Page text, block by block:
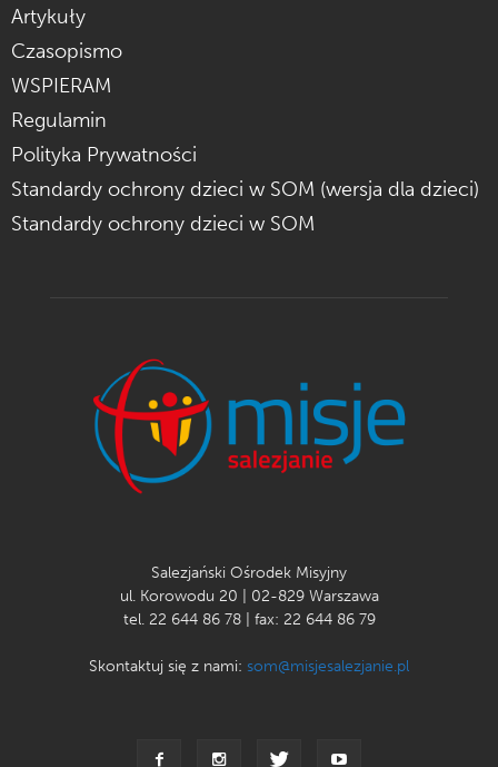
Artykuły
Czasopismo
WSPIERAM
Regulamin
Polityka Prywatności
Standardy ochrony dzieci w SOM (wersja dla dzieci)
Standardy ochrony dzieci w SOM
Salezjański Ośrodek Misyjny
ul. Korowodu 20 | 02-829 Warszawa
tel. 22 644 86 78 | fax: 22 644 86 79
Skontaktuj się z nami: som@misjesalezjanie.pl